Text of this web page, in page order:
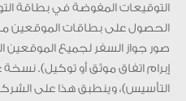
التوقيعات المفوضة في بطاقة
الحصول على بطاقات الموقعين
صور جواز السفر لجميع الموقعين
إبرام اتفاق موثق أو توكيل).
التأسيس)، وينطبق هذا على